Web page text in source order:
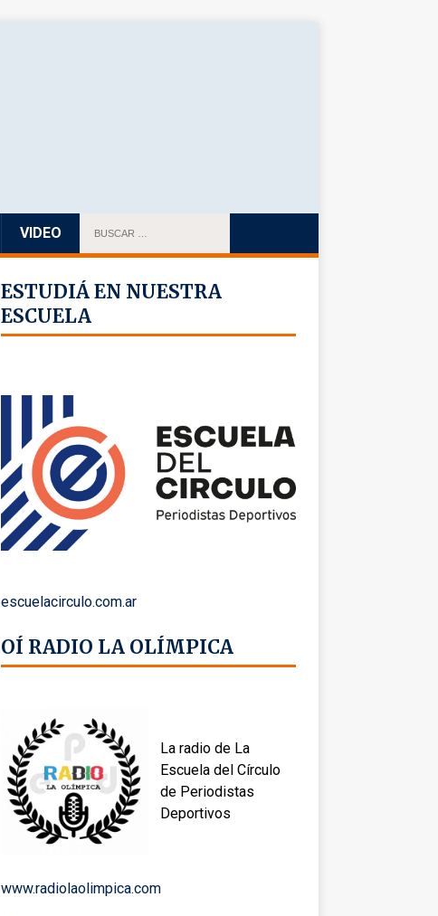
VIDEO
ESTUDIÁ EN NUESTRA
ESCUELA
escuelacirculo.com.ar
OÍ RADIO LA OLÍMPICA
La radio de La
Escuela del Círculo
de Periodistas
Deportivos
www.radiolaolimpica.com